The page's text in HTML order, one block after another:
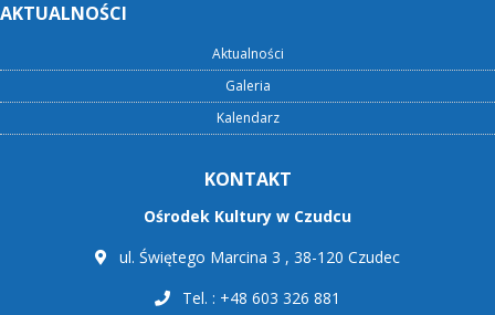
AKTUALNOŚCI
Aktualności
Galeria
Kalendarz
KONTAKT
Ośrodek Kultury w Czudcu
ul. Świętego Marcina 3 , 38-120 Czudec
Tel. : +48 603 326 881